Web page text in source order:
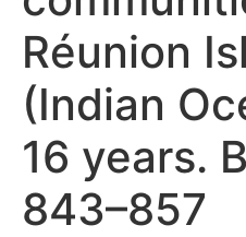
Réunion
(Indian
16 years.
843–857